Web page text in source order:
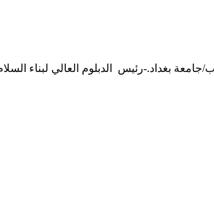
جامعة بغداد.-رئيس الدبلوم العالي لبناء